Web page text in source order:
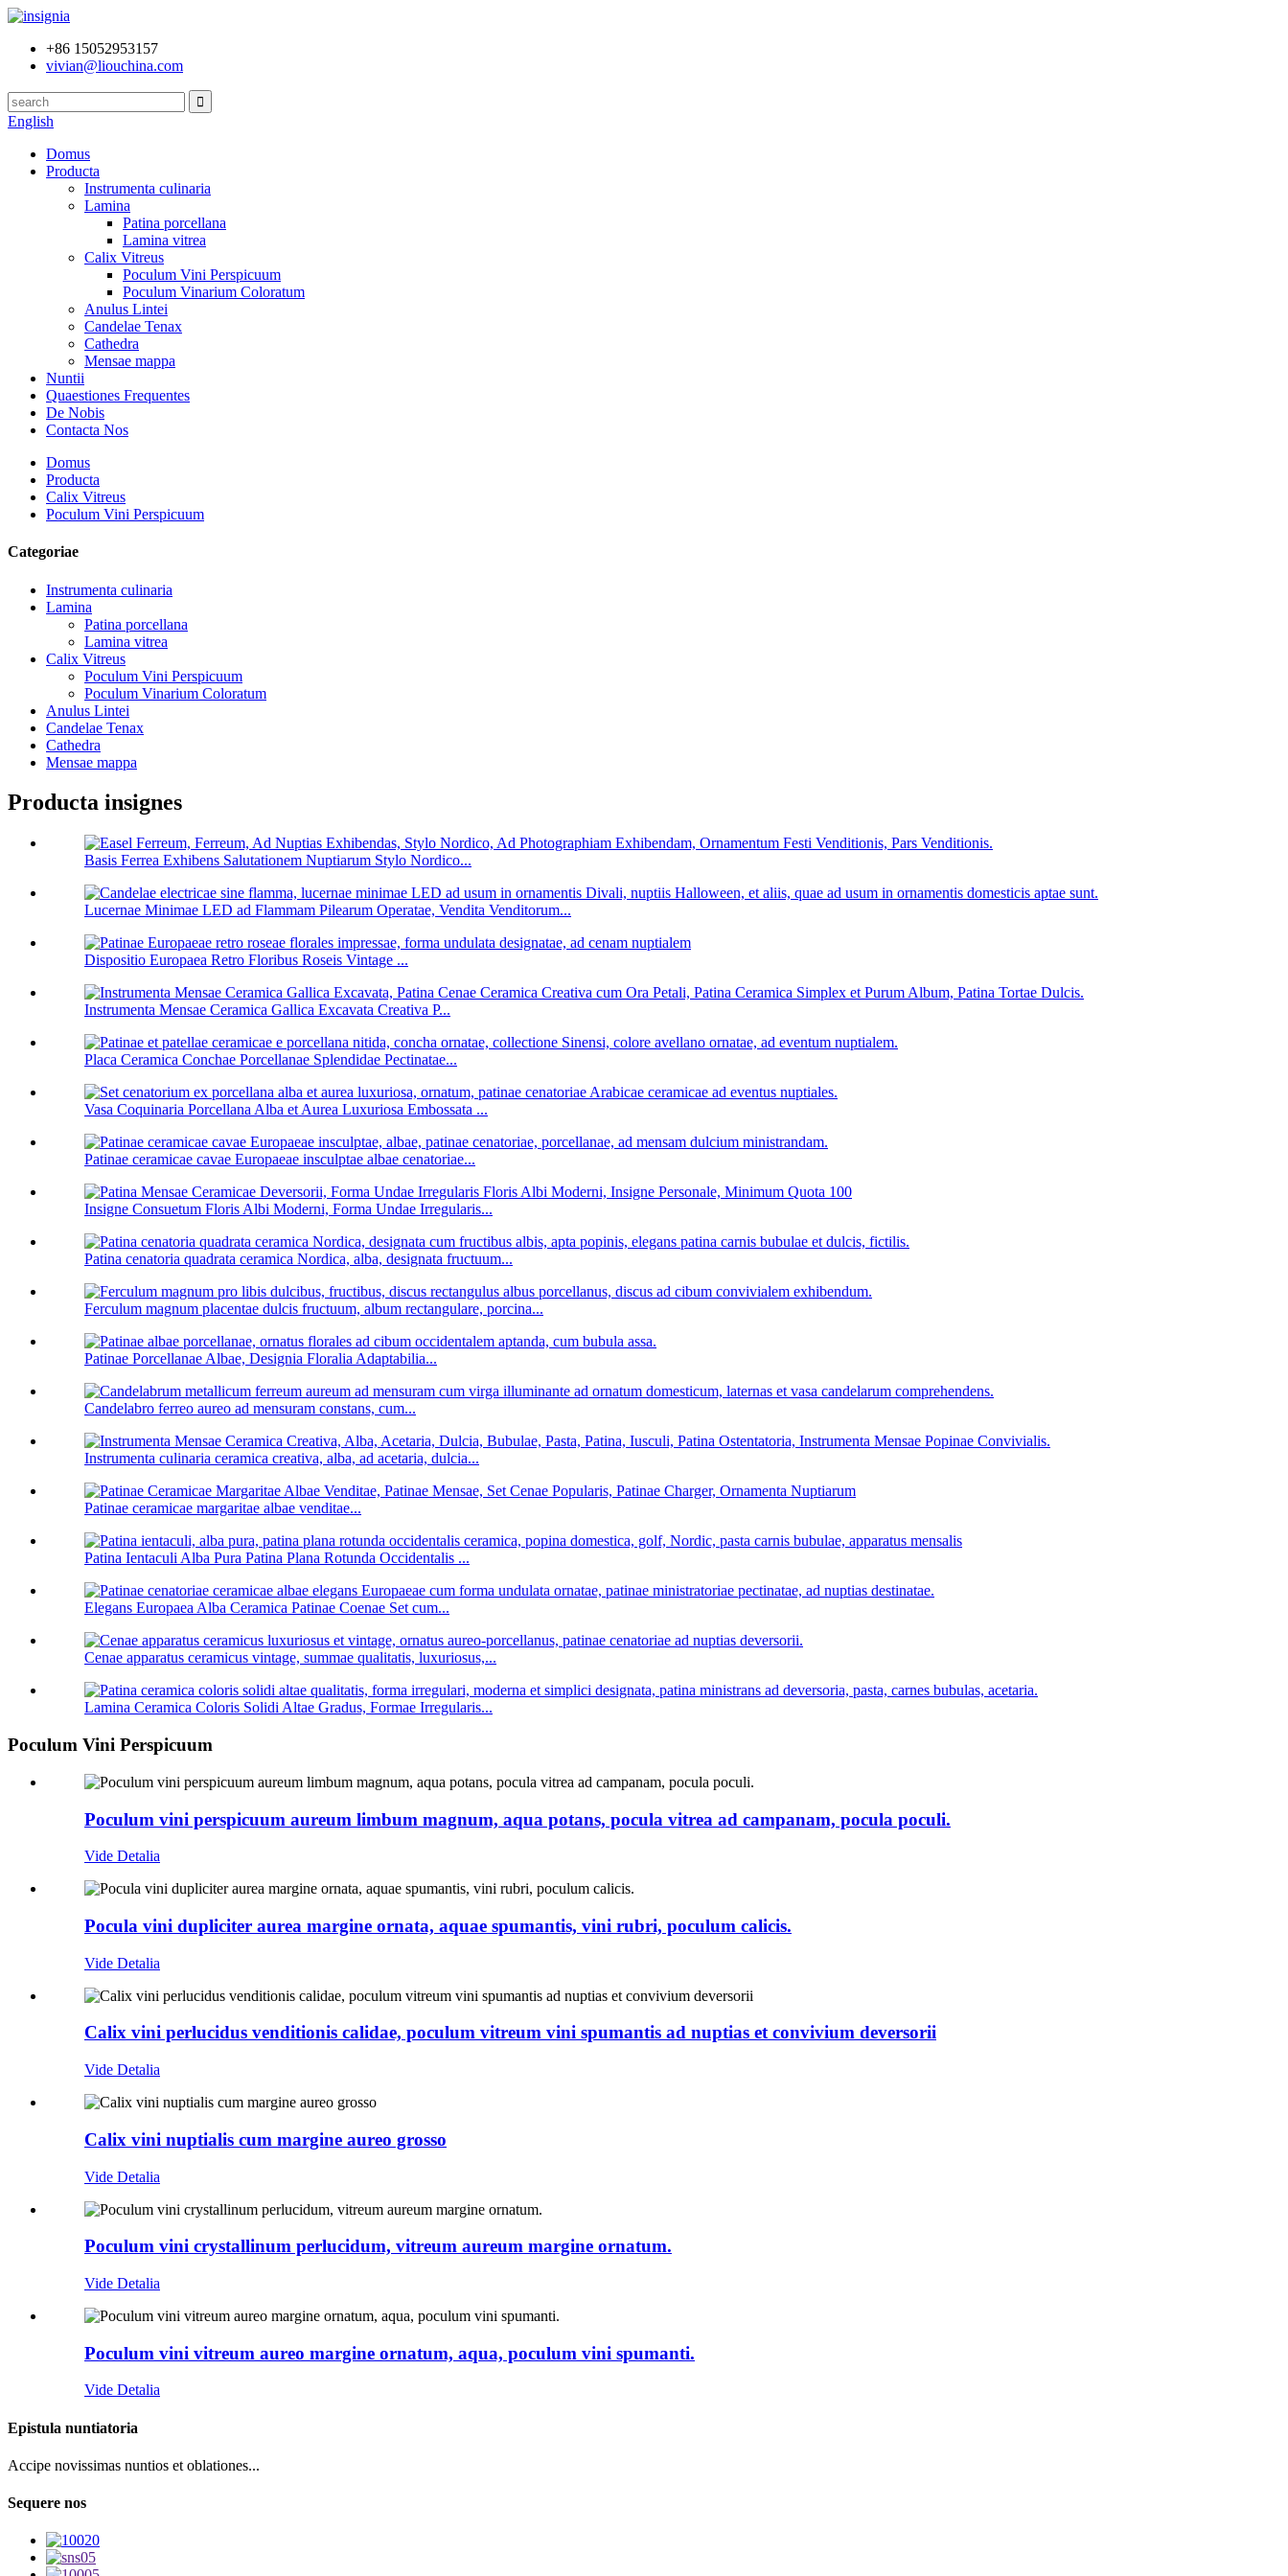
+86 15052953157
vivian@liouchina.com
English
Domus
Producta
Instrumenta culinaria
Lamina
Patina porcellana
Lamina vitrea
Calix Vitreus
Poculum Vini Perspicuum
Poculum Vinarium Coloratum
Anulus Lintei
Candelae Tenax
Cathedra
Mensae mappa
Nuntii
Quaestiones Frequentes
De Nobis
Contacta Nos
Domus
Producta
Calix Vitreus
Poculum Vini Perspicuum
Categoriae
Instrumenta culinaria
Lamina
Patina porcellana
Lamina vitrea
Calix Vitreus
Poculum Vini Perspicuum
Poculum Vinarium Coloratum
Anulus Lintei
Candelae Tenax
Cathedra
Mensae mappa
Producta insignes
Basis Ferrea Exhibens Salutationem Nuptiarum Stylo Nordico...
Lucernae Minimae LED ad Flammam Pilearum Operatae, Vendita Venditorum...
Dispositio Europaea Retro Floribus Roseis Vintage ...
Instrumenta Mensae Ceramica Gallica Excavata Creativa P...
Placa Ceramica Conchae Porcellanae Splendidae Pectinatae...
Vasa Coquinaria Porcellana Alba et Aurea Luxuriosa Embossata ...
Patinae ceramicae cavae Europaeae insculptae albae cenatoriae...
Insigne Consuetum Floris Albi Moderni, Forma Undae Irregularis...
Patina cenatoria quadrata ceramica Nordica, alba, designata fructuum...
Ferculum magnum placentae dulcis fructuum, album rectangulare, porcina...
Patinae Porcellanae Albae, Designia Floralia Adaptabilia...
Candelabro ferreo aureo ad mensuram constans, cum...
Instrumenta culinaria ceramica creativa, alba, ad acetaria, dulcia...
Patinae ceramicae margaritae albae venditae...
Patina Ientaculi Alba Pura Patina Plana Rotunda Occidentalis ...
Elegans Europaea Alba Ceramica Patinae Coenae Set cum...
Cenae apparatus ceramicus vintage, summae qualitatis, luxuriosus,...
Lamina Ceramica Coloris Solidi Altae Gradus, Formae Irregularis...
Poculum Vini Perspicuum
Poculum vini perspicuum aureum limbum magnum, aqua potans, pocula vitrea ad campanam, pocula poculi.
Vide Detalia
Pocula vini dupliciter aurea margine ornata, aquae spumantis, vini rubri, poculum calicis.
Vide Detalia
Calix vini perlucidus venditionis calidae, poculum vitreum vini spumantis ad nuptias et convivium deversorii
Vide Detalia
Calix vini nuptialis cum margine aureo grosso
Vide Detalia
Poculum vini crystallinum perlucidum, vitreum aureum margine ornatum.
Vide Detalia
Poculum vini vitreum aureo margine ornatum, aqua, poculum vini spumanti.
Vide Detalia
Epistula nuntiatoria
Accipe novissimas nuntios et oblationes...
Sequere nos